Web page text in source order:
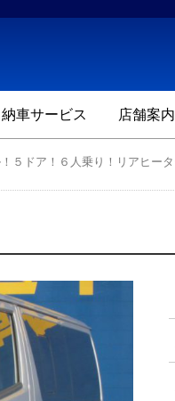
納車サービス 店舗案内
５ドア！６人乗り！リアヒー